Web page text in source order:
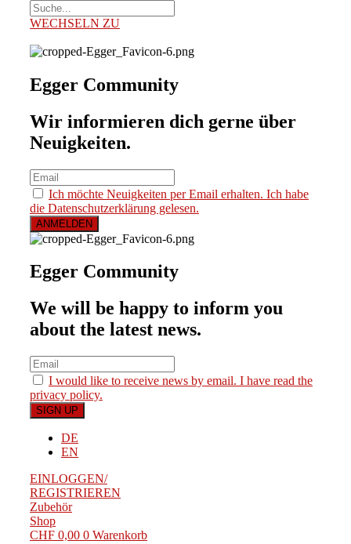
WECHSELN ZU
Egger Community
Wir informieren dich gerne über
Neuigkeiten.
Ich möchte Neuigkeiten per Email erhalten. Ich habe
die Datenschutzerklärung gelesen.
Egger Community
We will be happy to inform you
about the latest news.
I would like to receive news by email. I have read the
privacy policy.
DE
EN
EINLOGGEN/
REGISTRIEREN
Zubehör
Shop
CHF 0,00 0 Warenkorb